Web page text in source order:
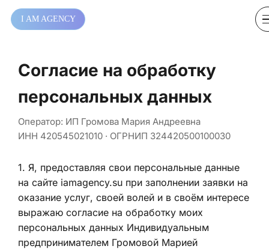
I AM AGENCY
Согласие на обработку
персональных данных
Оператор: ИП Громова Мария Андреевна
ИНН 420545021010 · ОГРНИП 324420500100030
1.Я, предоставляя свои персональные данные
на сайте iamagency.su при заполнении заявки на
оказание услуг, своей волей и в своём интересе
выражаю согласие на обработку моих
персональных данных Индивидуальным
предпринимателем Громовой Марией